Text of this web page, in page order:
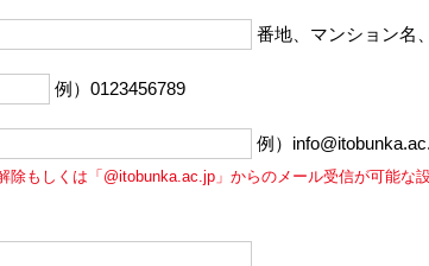
番地、マンション
例）0123456789
例）
除もしくは「@itobunka.ac.jp」からのメール受信が可能な